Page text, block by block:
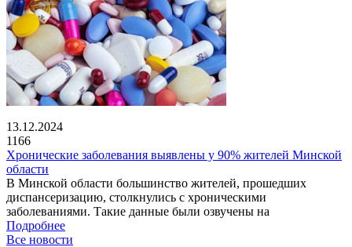
13.12.2024
1166
Хронические заболевания выявлены у 90% жителей Минской
области
В Минской области большинство жителей, прошедших
диспансеризацию, столкнулись с хроническими
заболеваниями. Такие данные были озвучены на
Подробнее
Все новости